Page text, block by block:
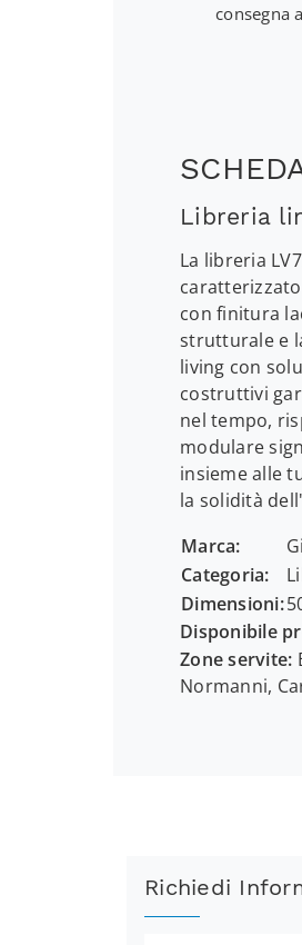
consegna
Libreria
La libreria
con finitura
strutturale e
living con
costruttivi
nel tempo,
modulare
insieme alle
la solidità
Marca:
Categoria:
Dimensioni:
Disponibile
Zone servite:
Normanni,
Richiedi